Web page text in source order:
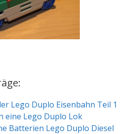
Lego Duplo Eisenbahn Teil 1
eine Lego Duplo Lok
Batterien Lego Duplo Diesel